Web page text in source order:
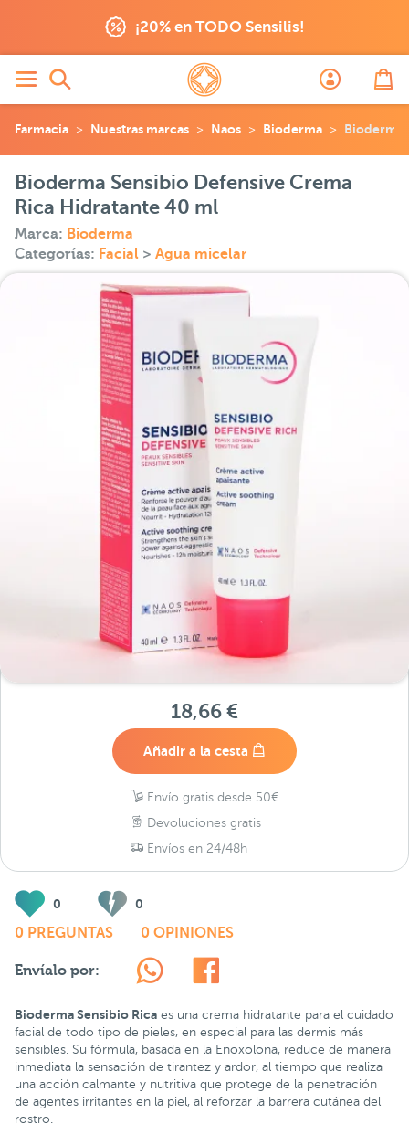
¡20% en TODO Sensilis!
Farmacia Nuestras marcas Naos Bioderma Bioderma
Bioderma Sensibio Defensive Crema
Rica Hidratante 40 ml
Marca: Bioderma
Categorías: Facial > Agua micelar
18,66 €
Añadir a la cesta
Envío gratis desde 50€
Devoluciones gratis
Envíos en 24/48h
0 0
0 PREGUNTAS 0 OPINIONES
Envíalo por:
Bioderma Sensibio Rica es una crema hidratante para el cuidado
facial de todo tipo de pieles, en especial para las dermis más
sensibles. Su fórmula, basada en la Enoxolona, reduce de manera
inmediata la sensación de tirantez y ardor, al tiempo que realiza
una acción calmante y nutritiva que protege de la penetración
de agentes irritantes en la piel, al reforzar la barrera cutánea del
rostro.